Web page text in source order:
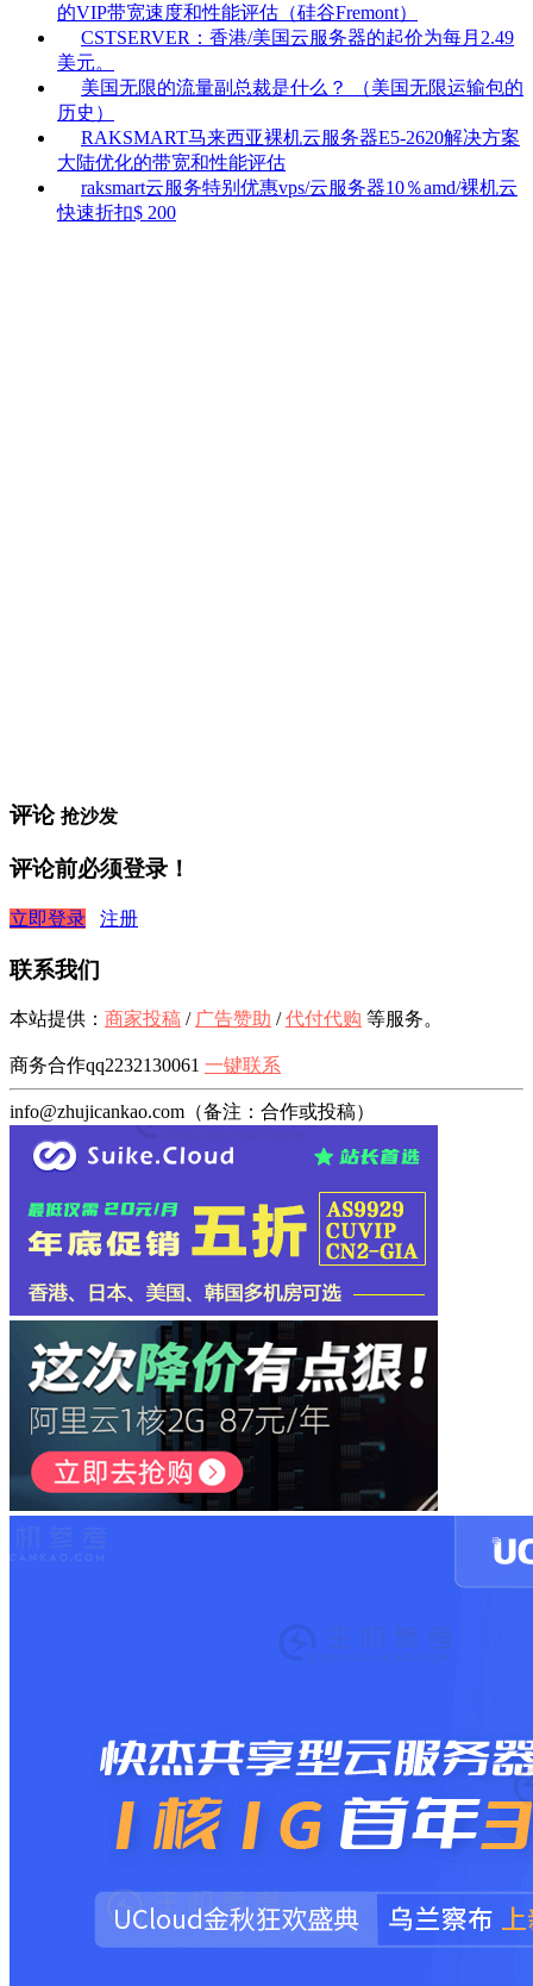
的VIP带宽速度和性能评估（硅谷Fremont）
CSTSERVER：香港/美国云服务器的起价为每月2.49
美元。
美国无限的流量副总裁是什么？ （美国无限运输包的
历史）
RAKSMART马来西亚裸机云服务器E5-2620解决方案
大陆优化的带宽和性能评估
raksmart云服务特别优惠vps/云服务器10％amd/裸机云
快速折扣$ 200
评论 抢沙发
评论前必须登录！
立即登录 注册
联系我们
本站提供： 商家投稿 / 广告赞助 /代付代购 等服务。
商务合作qq2232130061 一键联系
info@zhujicankao.com（备注：合作或投稿）